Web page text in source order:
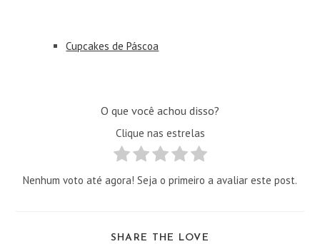
Cupcakes de Páscoa
O que você achou disso?
Clique nas estrelas
Nenhum voto até agora! Seja o primeiro a avaliar este post.
SHARE THE LOVE